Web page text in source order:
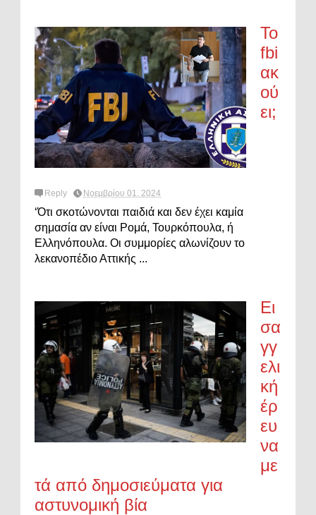
Το
fbi
ακ
ού
ει;
Reply Νοεμβρίου 01, 2024
‘Ότι σκοτώνονται παιδιά και δεν έχει καμία
σημασία αν είναι Ρομά, Τουρκόπουλα, ή
Ελληνόπουλα. Οι συμμορίες αλωνίζουν το
λεκανοπέδιο Αττικής ...
Ει
σα
γγ
ελι
κή
έρ
ευ
να
με
τά από δημοσιεύματα για
αστυνομική βία